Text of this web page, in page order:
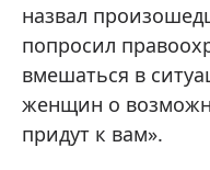
назвал
попросил
вмешаться в
женщин о
придут к вам».